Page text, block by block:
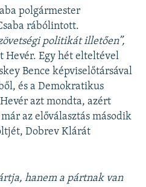
polgármester
rábólintott.
politikát illetően”,
Egy hét elteltével
Bence képviselőtársával
és a Demokratikus
azt mondta, azért
az előválasztás második
Dobrev Klárát
hanem a pártnak van